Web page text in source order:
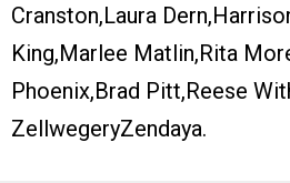
Cranston,Laura
King,Marlee Matlin,Rita
Phoenix,Brad Pitt,Reese
ZellwegeryZendaya.